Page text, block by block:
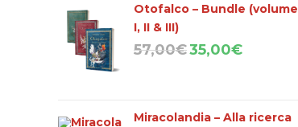
Otofalco – Bundle (volume
I, II & III)
57,00€ Il
57,00€.
35,00€Il
35,00€.
Miracolandia – Alla ricerca